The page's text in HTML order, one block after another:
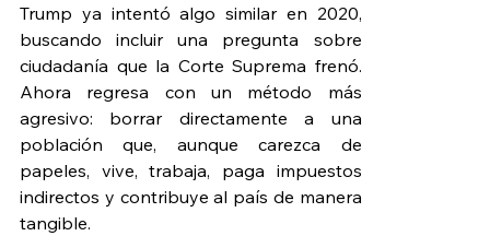
Trump ya intentó algo similar en 2020,
buscando incluir una pregunta sobre
ciudadanía que la Corte Suprema frenó.
Ahora regresa con un método más
agresivo: borrar directamente a una
población que, aunque carezca de
papeles, vive, trabaja, paga impuestos
indirectos y contribuye al país de manera
tangible.